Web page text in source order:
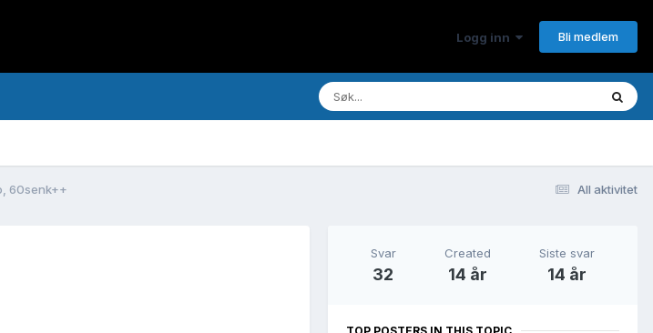
Logg inn Bli medlem
All aktivitet
60senk++
Svar
32
Created
14 år
Siste svar
14 år